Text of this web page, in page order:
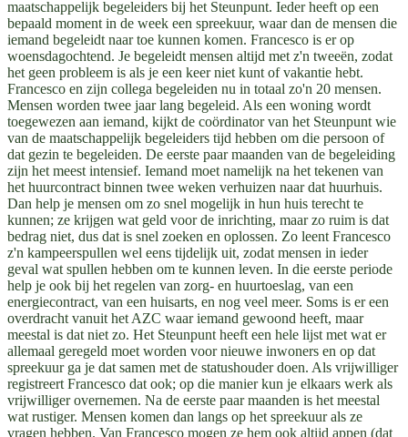
maatschappelijk begeleiders bij het Steunpunt. Ieder heeft op een
bepaald moment in de week een spreekuur, waar dan de mensen die
iemand begeleidt naar toe kunnen komen. Francesco is er op
woensdagochtend. Je begeleidt mensen altijd met z'n tweeën, zodat
het geen probleem is als je een keer niet kunt of vakantie hebt.
Francesco en zijn collega begeleiden nu in totaal zo'n 20 mensen.
Mensen worden twee jaar lang begeleid. Als een woning wordt
toegewezen aan iemand, kijkt de coördinator van het Steunpunt wie
van de maatschappelijk begeleiders tijd hebben om die persoon of
dat gezin te begeleiden. De eerste paar maanden van de begeleiding
zijn het meest intensief. Iemand moet namelijk na het tekenen van
het huurcontract binnen twee weken verhuizen naar dat huurhuis.
Dan help je mensen om zo snel mogelijk in hun huis terecht te
kunnen; ze krijgen wat geld voor de inrichting, maar zo ruim is dat
bedrag niet, dus dat is snel zoeken en oplossen. Zo leent Francesco
z'n kampeerspullen wel eens tijdelijk uit, zodat mensen in ieder
geval wat spullen hebben om te kunnen leven. In die eerste periode
help je ook bij het regelen van zorg- en huurtoeslag, van een
energiecontract, van een huisarts, en nog veel meer. Soms is er een
overdracht vanuit het AZC waar iemand gewoond heeft, maar
meestal is dat niet zo. Het Steunpunt heeft een hele lijst met wat er
allemaal geregeld moet worden voor nieuwe inwoners en op dat
spreekuur ga je dat samen met de statushouder doen. Als vrijwilliger
registreert Francesco dat ook; op die manier kun je elkaars werk als
vrijwilliger overnemen. Na de eerste paar maanden is het meestal
wat rustiger. Mensen komen dan langs op het spreekuur als ze
vragen hebben. Van Francesco mogen ze hem ook altijd appen (dat